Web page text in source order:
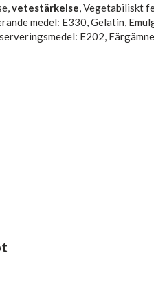
vetestärkelse, Vegetabiliskt
medel: E330, Gelatin,
E202,